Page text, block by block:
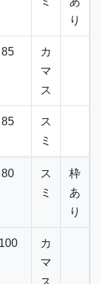
り
85
カ
マ
ス
85
ス
ミ
80
ス
ミ
枠
あ
り
100
カ
マ
ス